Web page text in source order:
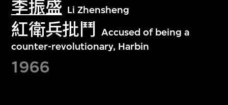
李振盛 Li Zhensheng
紅衛兵批鬥
Accused of being a
counter-revolutionary, Harbin
1966
文化藏品。